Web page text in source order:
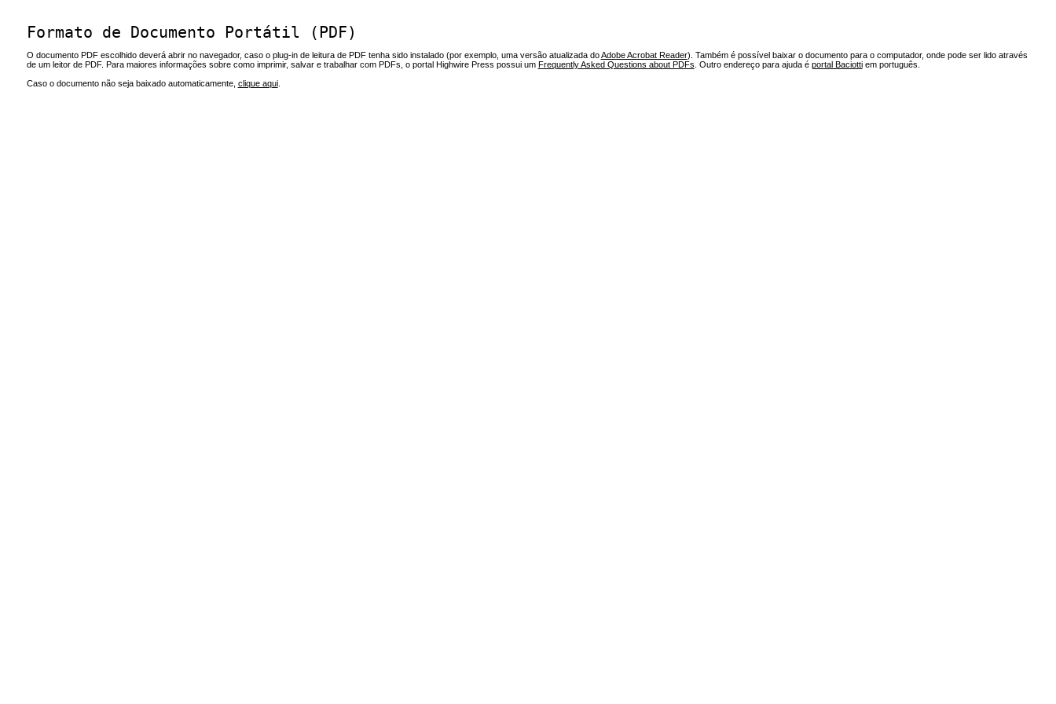
Formato de Documento Portátil (PDF)
O documento PDF escolhido deverá abrir no navegador, caso o plug-in de leitura de PDF tenha sido instalado (por exemplo, uma versão atualizada doAdobe Acrobat Reader). Também é possível baixar o documento para o computador, onde pode ser lido através
de um leitor de PDF. Para maiores informações sobre como imprimir, salvar e trabalhar com PDFs, o portal Highwire Press possui um Frequently Asked Questions about PDFs . Outro endereço para ajuda é portal Baciottiem português.
Caso o documento não seja baixado automaticamente, clique aqui.